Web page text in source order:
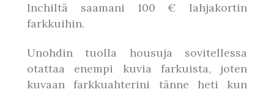
Inchiltä saamani 100 € lahjakortin
farkkuihin.
Unohdin tuolla housuja sovitellessa
otattaa enempi kuvia farkuista, joten
kuvaan farkkuahterini tänne heti kun